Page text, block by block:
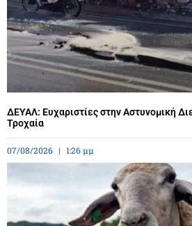
ΔΕΥΑΛ: Ευχαριστίες στην Αστυνομική
Τροχαία
07/08/2026 1:26 μμ